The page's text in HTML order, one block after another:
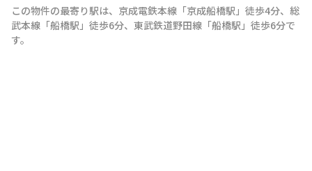
この物件の最寄り駅は、 京成電鉄本線 「京成船橋駅 」 徒歩4分、 総
武本線 「船橋駅 」 徒歩6分、 東武鉄道野田線 「船橋駅 」 徒歩6分で
す。